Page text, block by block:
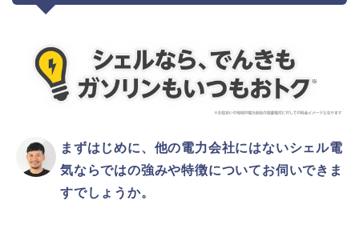
まずはじめに、他の電力会社にはないシェル電
気ならではの強みや特徴についてお伺いできま
すでしょうか。